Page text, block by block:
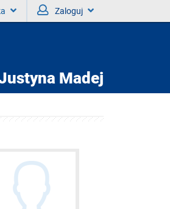
Zaloguj
Madej